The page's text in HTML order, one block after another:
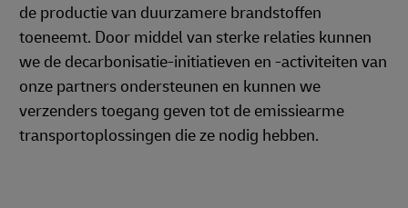
de productie van duurzamere brandstoffen
toeneemt. Door middel van sterke relaties kunnen
we de decarbonisatie-initiatieven en -activiteiten van
onze partners ondersteunen en kunnen we
verzenders toegang geven tot de emissiearme
transportoplossingen die ze nodig hebben.